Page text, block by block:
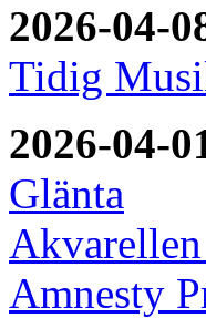
2026-04-
Tidig
2026-04-
Glänta
Amnesty